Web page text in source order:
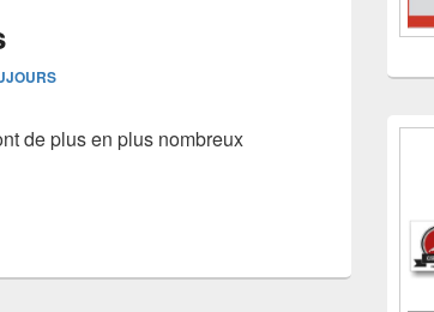
de plus en plus nombreux